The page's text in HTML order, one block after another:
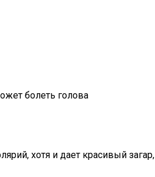
болеть голова
хотя и дает красивый